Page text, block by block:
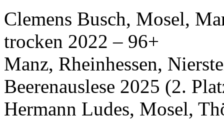
Clemens Busch, Mosel,
trocken 2022 – 96+
Manz, Rheinhessen,
Beerenauslese 2025 (2.
Hermann Ludes, Mosel,